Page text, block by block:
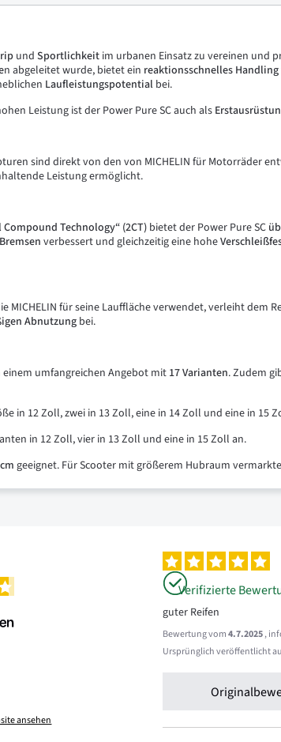
und Sportlichkeit im urbanen Einsatz zu vereinen und
n abgeleitet wurde, bietet ein reaktionsschnelles Handling
Laufleistungspotential bei.
Leistung ist der Power Pure SC auch als
sind direkt von den von MICHELIN für Motorräder
Leistung ermöglicht.
Compound Technology“ (2CT) bietet der Power Pure SC
Bremsen verbessert und gleichzeitig eine hohe
MICHELIN für seine Lauffläche verwendet, verleiht dem
Abnutzungbei.
einem umfangreichen Angebot mit 17 Varianten. Zudem
in 12 Zoll, zwei in 13 Zoll, eine in 14 Zoll und eine in 15
in 12 Zoll, vier in 13 Zoll und eine in 15 Zoll an.
geeignet. Für Scooter mit größerem Hubraum
ansehen
Verifizierte
guter Reifen
Bewertung vom4.7.2025,
Ursprünglich veröffentlicht